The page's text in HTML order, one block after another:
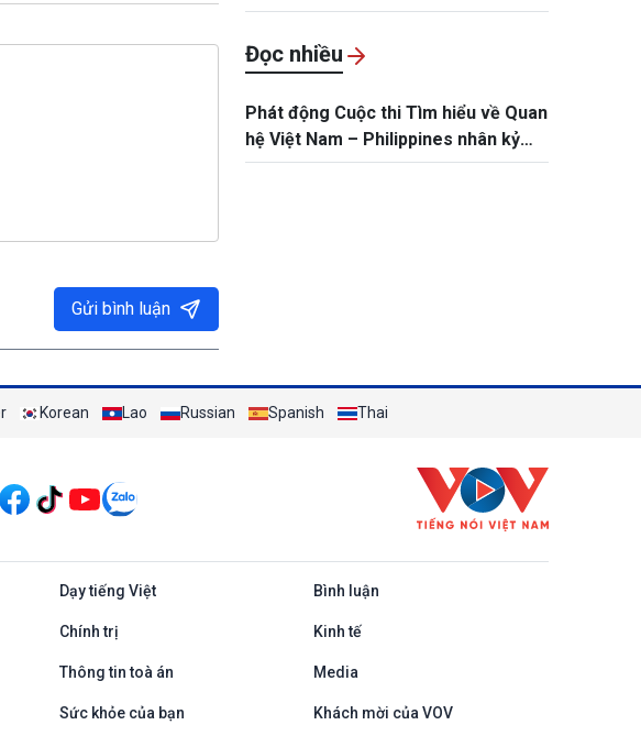
Gửi bình luận
Đọc nhiều
Phát động Cuộc thi Tìm hiểu về Quan
hệ Việt Nam – Philippines nhân kỷ
niệm 50 năm thiết lập quan hệ ngoại
Korean Lao Russian Spanish Thai
Dạy tiếng Việt Bình luận
Chính trị Kinh tế
Thông tin toà án Media
Sức khỏe của bạn Khách mời của VOV